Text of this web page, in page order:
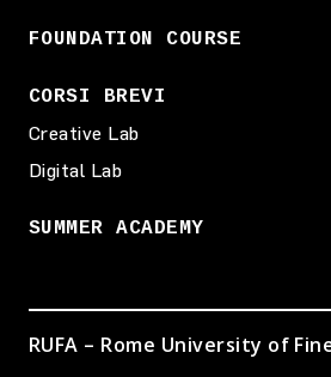
FOUNDATION COURSE
CORSI BREVI
Creative Lab
Digital Lab
SUMMER ACADEMY
RUFA – Rome University of